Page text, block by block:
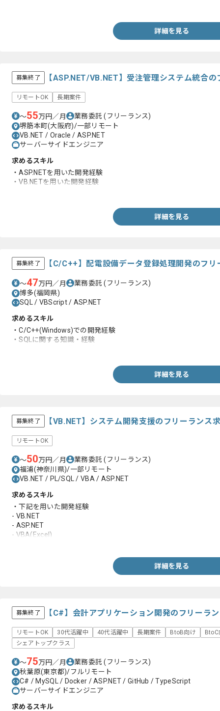
詳細を見る
募集終了 【ASP.NET/VB.NET】受注管理システム統合
リモートOK 長期案件
〜55万円／月 業務委託(フリーランス)
堺筋本町(大阪府)/一部リモート
VB.NET / Oracle / ASP.NET
サーバーサイドエンジニア
求めるスキル
・ASP.NETを用いた開発経験
・VB.NETを用いた開発経験
詳細を見る
募集終了 【C/C++】配電設備データ登録処理開発のフ
〜47万円／月 業務委託(フリーランス)
博多(福岡県)
SQL / VBScript / ASP.NET
求めるスキル
・C/C++(Windows)での開発経験
・SQLに関する知識・経験
詳細を見る
募集終了 【VB.NET】システム開発支援のフリーランス
リモートOK
〜50万円／月 業務委託(フリーランス)
福浦(神奈川県)/一部リモート
VB.NET / PL/SQL / VBA / ASP.NET
求めるスキル
・下記を用いた開発経験
- VB.NET
- ASP.NET
- VBA(Excel)
詳細を見る
募集終了 【C#】会計アプリケーション開発のフリーラ
リモートOK 30代活躍中 40代活躍中 長期案件 BtoB向け
BtoC
シェアトップクラス
〜75万円／月 業務委託(フリーランス)
秋葉原(東京都)/フルリモート
C# / MySQL / Docker / ASP.NET / GitHub / TypeScript
サーバーサイドエンジニア
求めるスキル